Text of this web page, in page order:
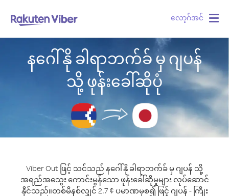
လော့ဂ်အင်
နဂေါ်နို ခါရာဘက်ခ် မှ ဂျပန်
သို့ ဖုန်းခေါ်ဆိုပုံ
Viber Out ဖြင့် သင်သည် နဂေါ်နို ခါရာဘက်ခ် မှ ဂျပန် သို့
အရည်အသွေး ကောင်းမွန်သော ဖုန်းခေါ်ဆိုမှုများ လုပ်ဆောင်
နိုင်သည်။တစ်မိနစ်လျှင် 2.7 ¢ ပမာဏမှစ၍ ဖြင့် ဂျပန် - ကြိုး